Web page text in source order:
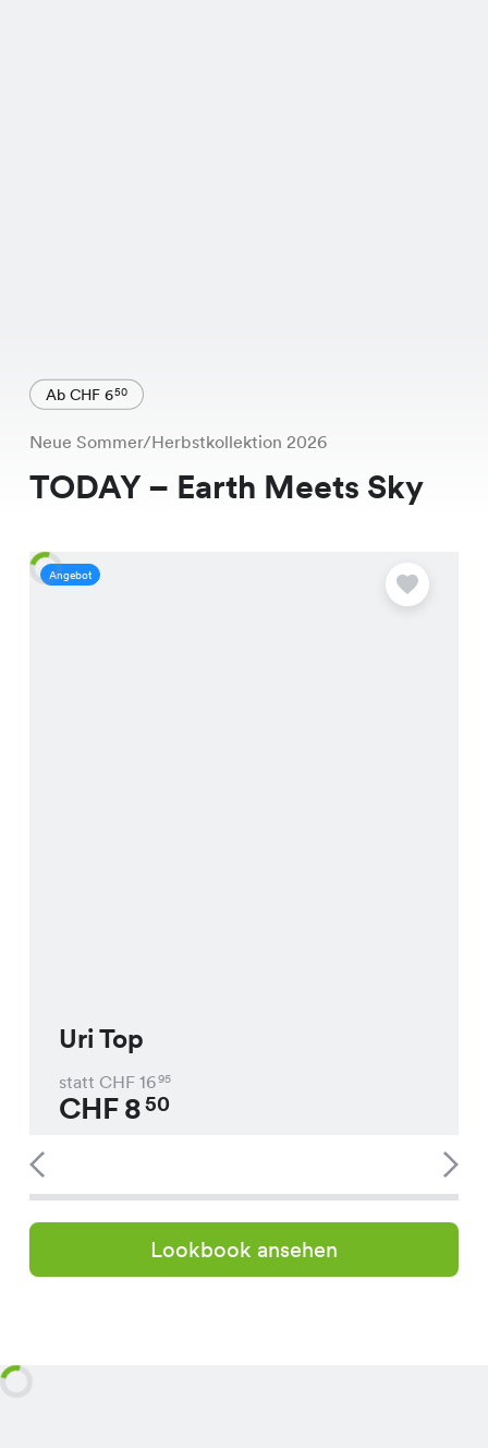
Ab CHF 650
Neue Sommer/Herbstkollektion 2026
TODAY – Earth Meets Sky
Angebot
Uri Top
statt CHF 1695
CHF850
Lookbook ansehen